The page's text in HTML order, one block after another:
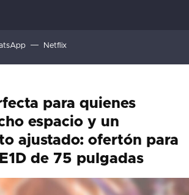
DE Netflix
para quienes
espacio y un
ajustado: ofertón para
de 75 pulgadas